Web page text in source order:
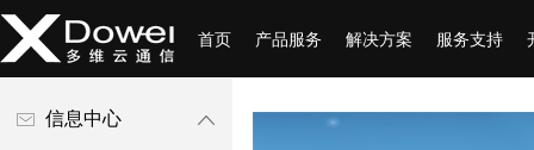
首页 产品服务 解决方案 服务支持
信息中心